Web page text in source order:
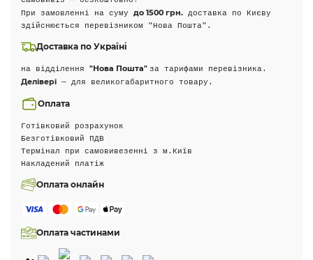
При замовленні на суму до 1500 грн. доставка по Києву
здійснюється перевізником "Нова Пошта".
Доставка по Україні
на відділення "Нова Пошта" за тарифами перевізника.
Делівері — для великогабаритного товару.
Оплата
Готівковий розрахунок
Безготівковий ПДВ
Термінал при самовивезенні з м.Київ
Накладений платіж
Оплата онлайн
Оплата частинами